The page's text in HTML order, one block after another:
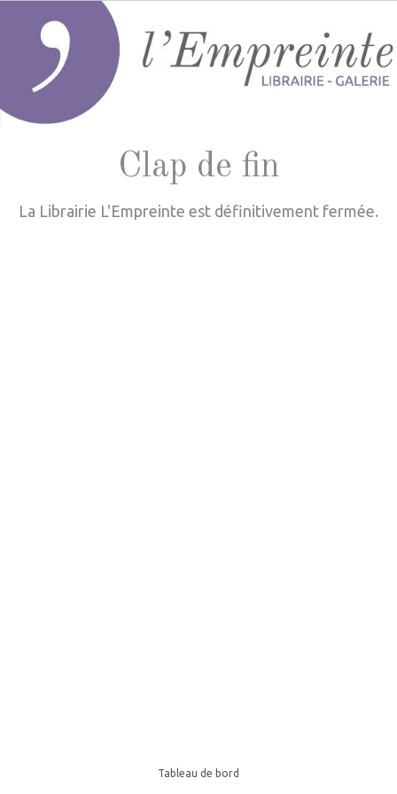
Clap de fin
La Librairie L'Empreinte est définitivement fermée.
Tableau de bord